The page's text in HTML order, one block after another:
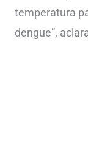
temperatura
dengue”,